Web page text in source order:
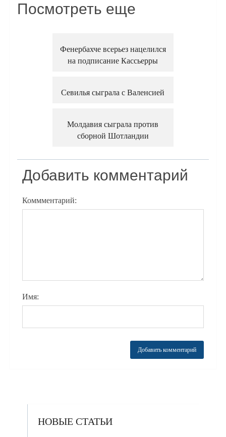
Посмотреть еще
Фенербахче всерьез нацелился
на подписание Кассьерры
Севилья сыграла с Валенсией
Молдавия сыграла против
сборной Шотландии
Добавить комментарий
Коммментарий:
Имя:
НОВЫЕ СТАТЬИ